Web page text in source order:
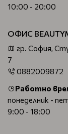
10:00 - 20:00
ОФИС
гр. София,
7
0882009872
Работно
понеделник -
9:00 - 18:00